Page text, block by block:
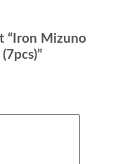
“Iron Mizuno